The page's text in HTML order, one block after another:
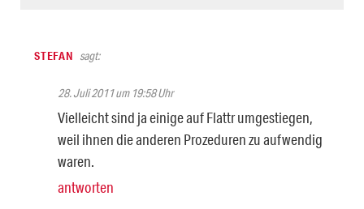
STEFAN sagt:
28. Juli 2011 um 19:58 Uhr
Vielleicht sind ja einige auf Flattr umgestiegen,
weil ihnen die anderen Prozeduren zu aufwendig
waren.
antworten